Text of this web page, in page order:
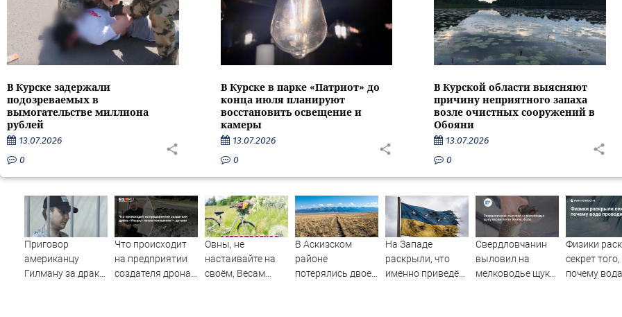
В Курске задержали
подозреваемых в
вымогательстве миллиона
рублей
13.07.2026
0
В Курске в парке «Патриот» до
конца июля планируют
восстановить освещение и
камеры
13.07.2026
0
В Курской области выясняют
причину неприятного запаха
возле очистных сооружений в
Обояни
13.07.2026
0
Приговор
американцу
Гилману за драки
Что происходит
на предприятии
создателя дрона
Овны, не
настаивайте на
своём, Весам
В Аскизском
районе
потерялись двое
На Западе
раскрыли, что
именно приведёт
Свердловчанин
выловил на
мелководье щуку
Физики
секрет того,
почему вода